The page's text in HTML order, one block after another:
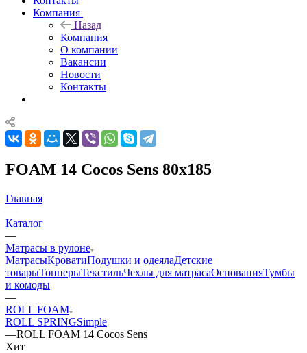
Компания
Назад
Компания
О компании
Вакансии
Новости
Контакты
FOAM 14 Cocos Sens 80x185
Главная
—
Каталог
—
Матрасы в рулоне
МатрасыКроватиПодушки и одеялаДетские
товарыТопперыТекстильЧехлы для матрасаОснованияТумбы
и комоды
—
ROLL FOAM
ROLL SPRINGSimple
—ROLL FOAM 14 Cocos Sens
Хит